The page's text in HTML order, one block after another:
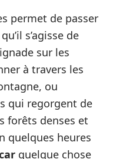
permet de passer
s’agisse de
sur les
à travers les
ou
qui regorgent de
forêts denses et
quelques heures
quelque chose